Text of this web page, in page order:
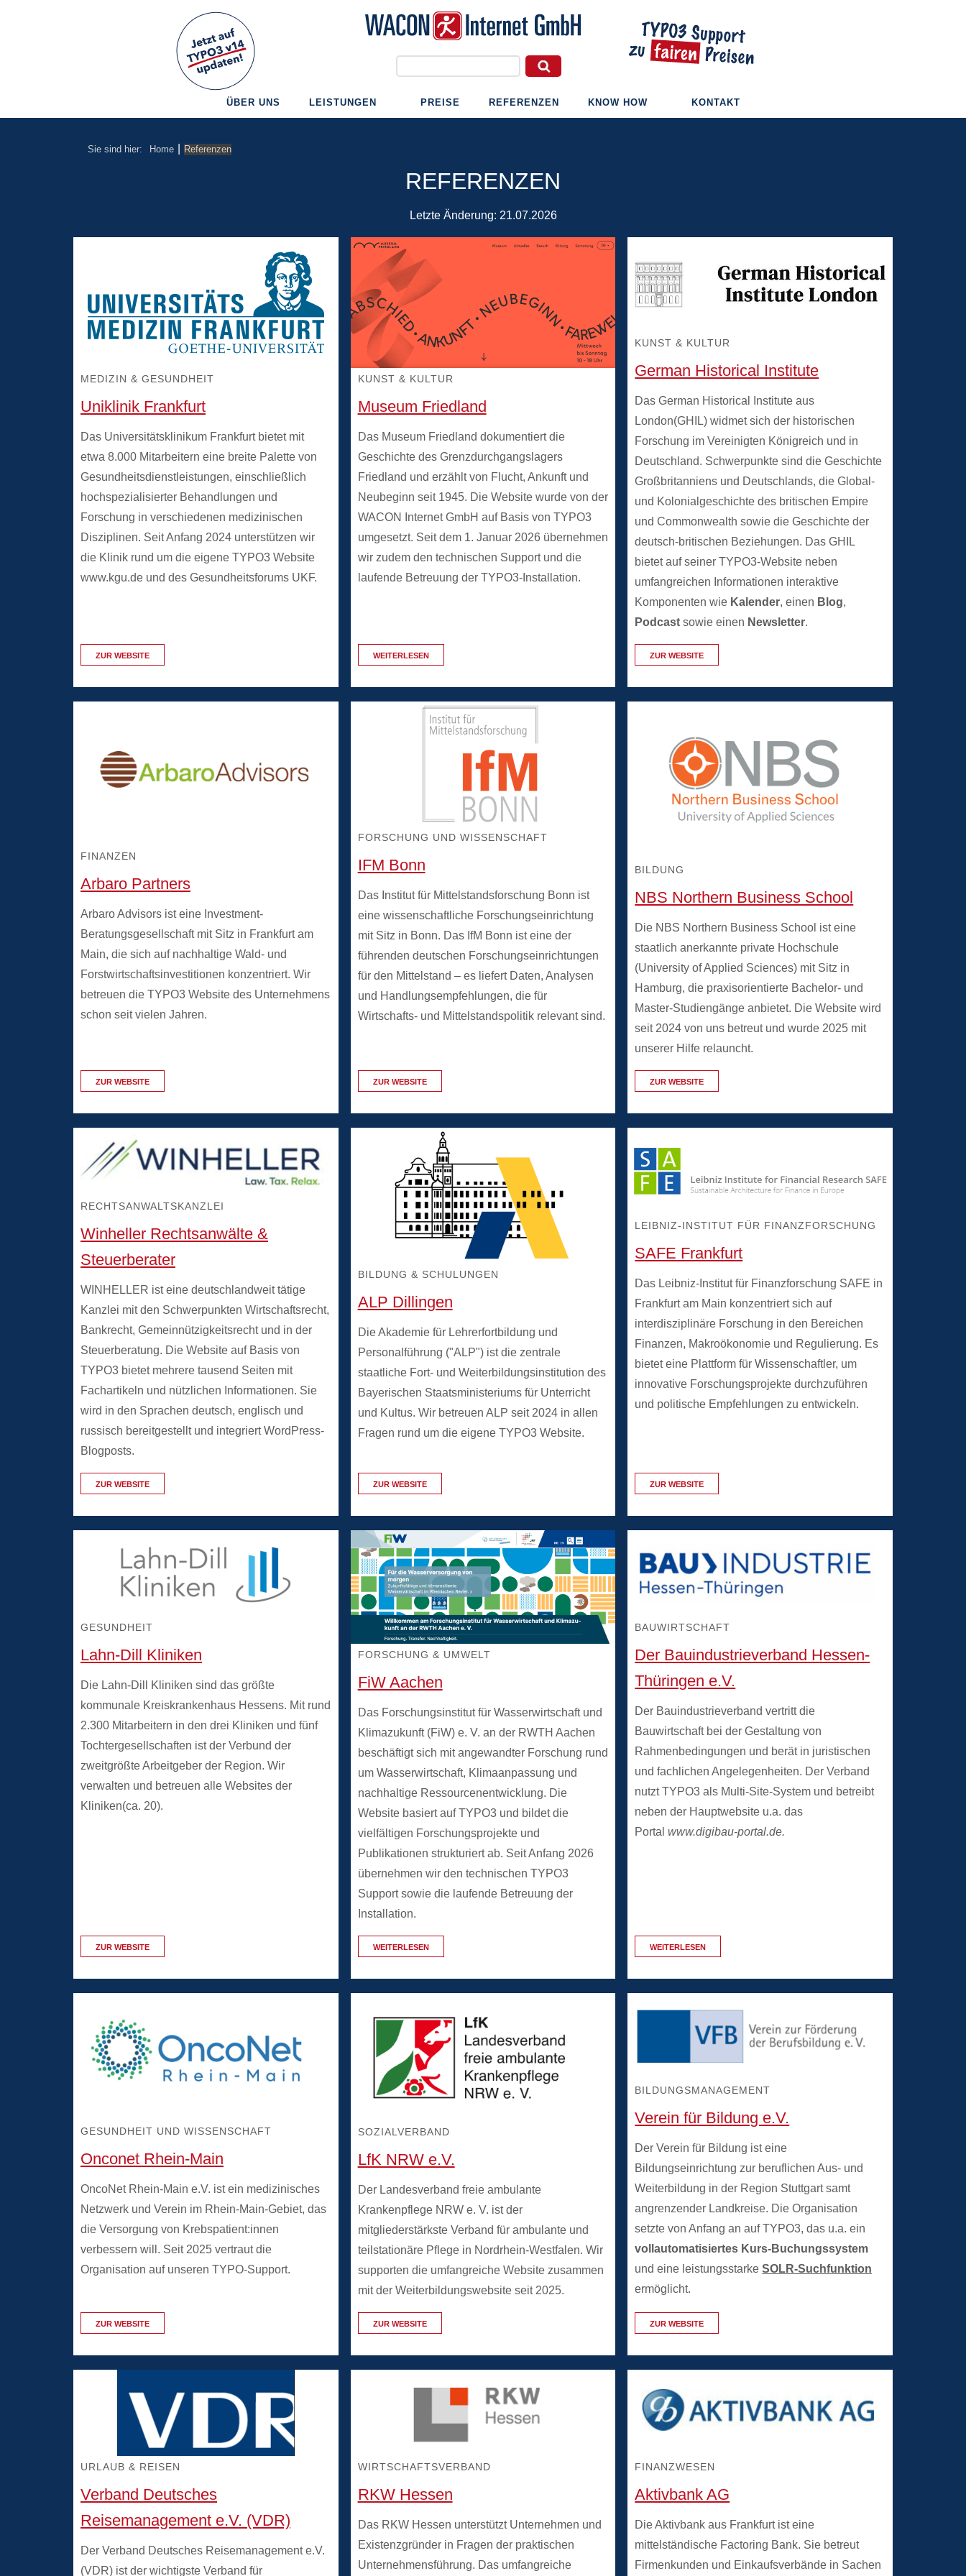
ÜBER UNS LEISTUNGEN PREISE REFERENZEN KNOW HOW KONTAKT
Sie sind hier: Home Referenzen
REFERENZEN
Letzte Änderung: 21.07.2026
MEDIZIN & GESUNDHEIT
Uniklinik Frankfurt
Das Universitätsklinikum Frankfurt bietet mit
etwa 8.000 Mitarbeitern eine breite Palette von
Gesundheitsdienstleistungen, einschließlich
hochspezialisierter Behandlungen und
Forschung in verschiedenen medizinischen
Disziplinen. Seit Anfang 2024 unterstützen wir
die Klinik rund um die eigene TYPO3 Website
www.kgu.de und des Gesundheitsforums UKF.
ZUR WEBSITE
KUNST & KULTUR
Museum Friedland
Das Museum Friedland dokumentiert die
Geschichte des Grenzdurchgangslagers
Friedland und erzählt von Flucht, Ankunft und
Neubeginn seit 1945. Die Website wurde von der
WACON Internet GmbH auf Basis von TYPO3
umgesetzt. Seit dem 1. Januar 2026 übernehmen
wir zudem den technischen Support und die
laufende Betreuung der TYPO3-Installation.
WEITERLESEN
KUNST & KULTUR
German Historical Institute
Das German Historical Institute aus
London(GHIL) widmet sich der historischen
Forschung im Vereinigten Königreich und in
Deutschland. Schwerpunkte sind die Geschichte
Großbritanniens und Deutschlands, die Global-
und Kolonialgeschichte des britischen Empire
und Commonwealth sowie die Geschichte der
deutsch-britischen Beziehungen. Das GHIL
bietet auf seiner TYPO3-Website neben
umfangreichen Informationen interaktive
Komponenten wie Kalender, einen Blog,
Podcast sowie einen Newsletter.
ZUR WEBSITE
FINANZEN
Arbaro Partners
Arbaro Advisors ist eine Investment-
Beratungsgesellschaft mit Sitz in Frankfurt am
Main, die sich auf nachhaltige Wald- und
Forstwirtschaftsinvestitionen konzentriert. Wir
betreuen die TYPO3 Website des Unternehmens
schon seit vielen Jahren.
ZUR WEBSITE
FORSCHUNG UND WISSENSCHAFT
IFM Bonn
Das Institut für Mittelstandsforschung Bonn ist
eine wissenschaftliche Forschungseinrichtung
mit Sitz in Bonn. Das IfM Bonn ist eine der
führenden deutschen Forschungseinrichtungen
für den Mittelstand – es liefert Daten, Analysen
und Handlungsempfehlungen, die für
Wirtschafts- und Mittelstandspolitik relevant sind.
ZUR WEBSITE
BILDUNG
NBS Northern Business School
Die NBS Northern Business School ist eine
staatlich anerkannte private Hochschule
(University of Applied Sciences) mit Sitz in
Hamburg, die praxisorientierte Bachelor- und
Master-Studiengänge anbietet. Die Website wird
seit 2024 von uns betreut und wurde 2025 mit
unserer Hilfe relauncht.
ZUR WEBSITE
RECHTSANWALTSKANZLEI
Winheller Rechtsanwälte &
Steuerberater
WINHELLER ist eine deutschlandweit tätige
Kanzlei mit den Schwerpunkten Wirtschaftsrecht,
Bankrecht, Gemeinnützigkeitsrecht und in der
Steuerberatung. Die Website auf Basis von
TYPO3 bietet mehrere tausend Seiten mit
Fachartikeln und nützlichen Informationen. Sie
wird in den Sprachen deutsch, englisch und
russisch bereitgestellt und integriert WordPress-
Blogposts.
ZUR WEBSITE
BILDUNG & SCHULUNGEN
ALP Dillingen
Die Akademie für Lehrerfortbildung und
Personalführung ("ALP") ist die zentrale
staatliche Fort‐ und Weiterbildungsinstitution des
Bayerischen Staatsministeriums für Unterricht
und Kultus. Wir betreuen ALP seit 2024 in allen
Fragen rund um die eigene TYPO3 Website.
ZUR WEBSITE
LEIBNIZ-INSTITUT FÜR FINANZFORSCHUNG
SAFE Frankfurt
Das Leibniz-Institut für Finanzforschung SAFE in
Frankfurt am Main konzentriert sich auf
interdisziplinäre Forschung in den Bereichen
Finanzen, Makroökonomie und Regulierung. Es
bietet eine Plattform für Wissenschaftler, um
innovative Forschungsprojekte durchzuführen
und politische Empfehlungen zu entwickeln.
ZUR WEBSITE
GESUNDHEIT
Lahn-Dill Kliniken
Die Lahn-Dill Kliniken sind das größte
kommunale Kreiskrankenhaus Hessens. Mit rund
2.300 Mitarbeitern in den drei Kliniken und fünf
Tochtergesellschaften ist der Verbund der
zweitgrößte Arbeitgeber der Region. Wir
verwalten und betreuen alle Websites der
Kliniken(ca. 20).
ZUR WEBSITE
FORSCHUNG & UMWELT
FiW Aachen
Das Forschungsinstitut für Wasserwirtschaft und
Klimazukunft (FiW) e. V. an der RWTH Aachen
beschäftigt sich mit angewandter Forschung rund
um Wasserwirtschaft, Klimaanpassung und
nachhaltige Ressourcenentwicklung. Die
Website basiert auf TYPO3 und bildet die
vielfältigen Forschungsprojekte und
Publikationen strukturiert ab. Seit Anfang 2026
übernehmen wir den technischen TYPO3
Support sowie die laufende Betreuung der
Installation.
WEITERLESEN
BAUWIRTSCHAFT
Der Bauindustrieverband Hessen-
Thüringen e.V.
Der Bauindustrieverband vertritt die
Bauwirtschaft bei der Gestaltung von
Rahmenbedingungen und berät in juristischen
und fachlichen Angelegenheiten. Der Verband
nutzt TYPO3 als Multi-Site-System und betreibt
neben der Hauptwebsite u.a. das
Portalwww.digibau-portal.de.
WEITERLESEN
GESUNDHEIT UND WISSENSCHAFT
Onconet Rhein-Main
OncoNet Rhein-Main e.V. ist ein medizinisches
Netzwerk und Verein im Rhein-Main-Gebiet, das
die Versorgung von Krebspatient:innen
verbessern will. Seit 2025 vertraut die
Organisation auf unseren TYPO-Support.
ZUR WEBSITE
SOZIALVERBAND
LfK NRW e.V.
Der Landesverband freie ambulante
Krankenpflege NRW e. V. ist der
mitgliederstärkste Verband für ambulante und
teilstationäre Pflege in Nordrhein-Westfalen. Wir
supporten die umfangreiche Website zusammen
mit der Weiterbildungswebsite seit 2025.
ZUR WEBSITE
BILDUNGSMANAGEMENT
Verein für Bildung e.V.
Der Verein für Bildung ist eine
Bildungseinrichtung zur beruflichen Aus- und
Weiterbildung in der Region Stuttgart samt
angrenzender Landkreise. Die Organisation
setzte von Anfang an auf TYPO3, das u.a. ein
vollautomatisiertes Kurs-Buchungssystem
und eine leistungsstarkeSOLR-Suchfunktion
ermöglicht.
ZUR WEBSITE
URLAUB & REISEN
Verband Deutsches
Reisemanagement e.V. (VDR)
Der Verband Deutsches Reisemanagement e.V.
(VDR) ist der wichtigste Verband für
WIRTSCHAFTSVERBAND
RKW Hessen
Das RKW Hessen unterstützt Unternehmen und
Existenzgründer in Fragen der praktischen
Unternehmensführung. Das umfangreiche
FINANZWESEN
Aktivbank AG
Die Aktivbank aus Frankfurt ist eine
mittelständische Factoring Bank. Sie betreut
Firmenkunden und Einkaufsverbände in Sachen